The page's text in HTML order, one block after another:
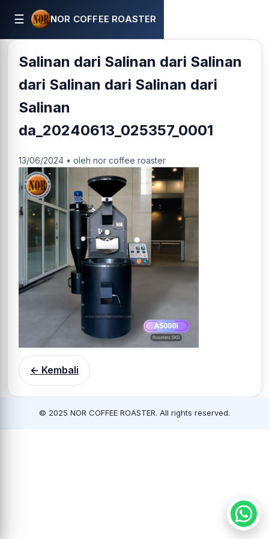
☰ NOR COFFEE ROASTER
Salinan dari Salinan dari Salinan
dari Salinan dari Salinan dari
Salinan
da_20240613_025357_0001
13/06/2024 • oleh nor coffee roaster
← Kembali
© 2025 NOR COFFEE ROASTER. All rights reserved.